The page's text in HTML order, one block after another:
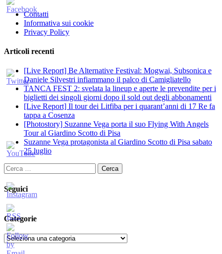
Contatti
Informativa sui cookie
Privacy Policy
Articoli recenti
[Live Report] Be Alternative Festival: Mogwai, Subsonica e
Daniele Silvestri infiammano il palco di Camigliatello
TANCA FEST 2: svelata la lineup e aperte le prevendite per i
biglietti dei singoli giorni dopo il sold out degli abbonamenti
[Live Report] Il tour dei Litfiba per i quarant’anni di 17 Re fa
tappa a Cosenza
[Photostory] Suzanne Vega porta il suo Flying With Angels
Tour al Giardino Scotto di Pisa
Suzanne Vega protagonista al Giardino Scotto di Pisa sabato
25 luglio
Ricerca
per:
Seguici
Categorie
Categorie